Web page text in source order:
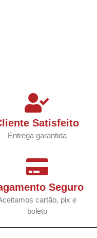
Satisfeito
Entrega garantida
Seguro
cartão, pix e
boleto